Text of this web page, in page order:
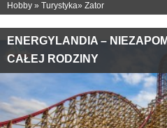
Hobby » Turystyka» Zator
ENERGYLANDIA –
CAŁEJ RODZINY